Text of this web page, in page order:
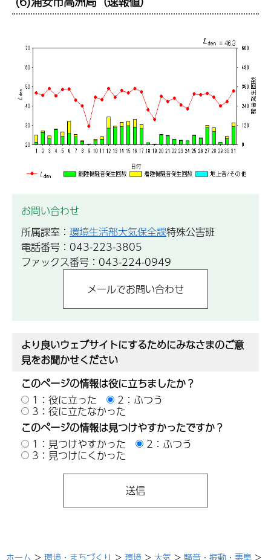
お問い合わせ
所属課室： 環境生活部大気保全課特殊公害班
電話番号：043-223-3805
ファックス番号：043-224-0949
より良いウェブサイトにするためにみなさまのご意
見をお聞かせください
このページの情報は役に立ちましたか？
1：役に立った
2：ふつう
3：役に立たなかった
このページの情報は見つけやすかったですか？
1：見つけやすかった
2：ふつう
3：見つけにくかった
ホーム > 環境・まちづくり > 環境 > 大気 > 騒音・振動・悪臭 >